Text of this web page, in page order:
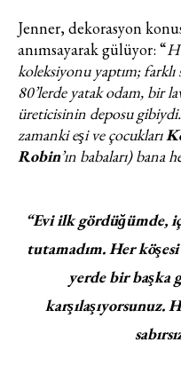
Jenner, dekorasyon
anımsayarak gülüyor: “
koleksiyonu yaptım;
80’lerde yatak odam, bir
üreticisinin deposu gibiydi.
zamanki eşi ve çocukları
Robin’ın babaları) bana
“Evi ilk gördüğümde,
tutamadım. Her
yerde bir başka
karşılaşıyorsunuz.